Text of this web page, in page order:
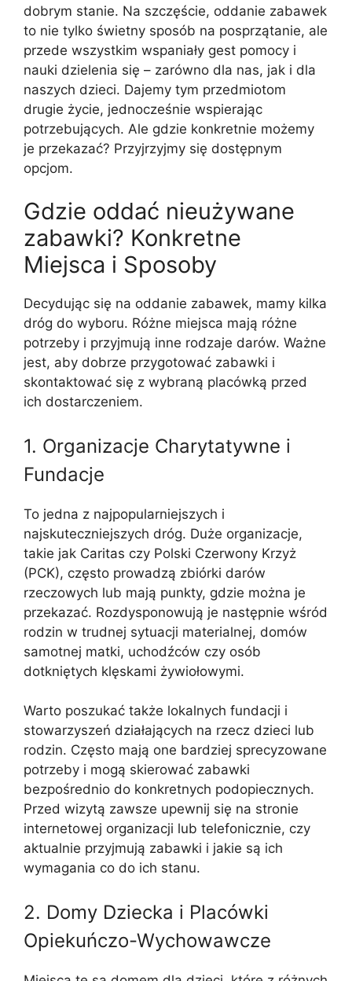
dobrym stanie. Na szczęście, oddanie zabawek
to nie tylko świetny sposób na posprzątanie, ale
przede wszystkim wspaniały gest pomocy i
nauki dzielenia się – zarówno dla nas, jak i dla
naszych dzieci. Dajemy tym przedmiotom
drugie życie, jednocześnie wspierając
potrzebujących. Ale gdzie konkretnie możemy
je przekazać? Przyjrzyjmy się dostępnym
opcjom.
Gdzie oddać nieużywane
zabawki? Konkretne
Miejsca i Sposoby
Decydując się na oddanie zabawek, mamy kilka
dróg do wyboru. Różne miejsca mają różne
potrzeby i przyjmują inne rodzaje darów. Ważne
jest, aby dobrze przygotować zabawki i
skontaktować się z wybraną placówką przed
ich dostarczeniem.
1. Organizacje Charytatywne i
Fundacje
To jedna z najpopularniejszych i
najskuteczniejszych dróg. Duże organizacje,
takie jak Caritas czy Polski Czerwony Krzyż
(PCK), często prowadzą zbiórki darów
rzeczowych lub mają punkty, gdzie można je
przekazać. Rozdysponowują je następnie wśród
rodzin w trudnej sytuacji materialnej, domów
samotnej matki, uchodźców czy osób
dotkniętych klęskami żywiołowymi.
Warto poszukać także lokalnych fundacji i
stowarzyszeń działających na rzecz dzieci lub
rodzin. Często mają one bardziej sprecyzowane
potrzeby i mogą skierować zabawki
bezpośrednio do konkretnych podopiecznych.
Przed wizytą zawsze upewnij się na stronie
internetowej organizacji lub telefonicznie, czy
aktualnie przyjmują zabawki i jakie są ich
wymagania co do ich stanu.
2. Domy Dziecka i Placówki
Opiekuńczo-Wychowawcze